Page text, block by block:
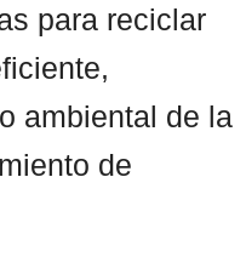
para reciclar
ambiental de la
de